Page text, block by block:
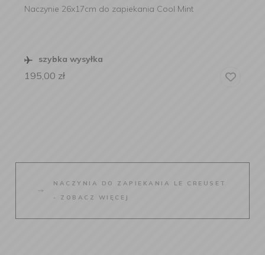
Naczynie 26x17cm do zapiekania Cool Mint
szybka wysyłka
195,00 zł
NACZYNIA DO ZAPIEKANIA LE CREUSET
- ZOBACZ WIĘCEJ